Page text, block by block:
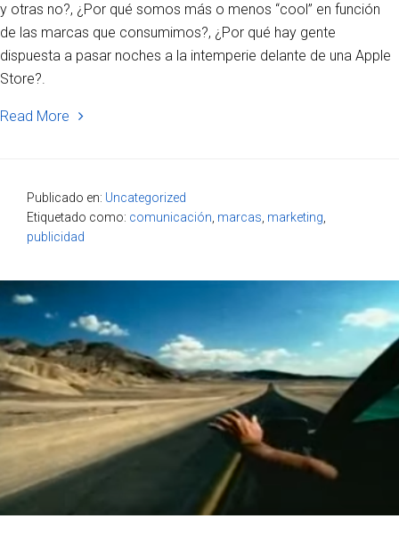
y otras no?, ¿Por qué somos más o menos “cool” en función
de las marcas que consumimos?, ¿Por qué hay gente
dispuesta a pasar noches a la intemperie delante de una Apple
Store?.
Read More
Publicado en: Uncategorized
Etiquetado como: comunicación marcas marketing
publicidad